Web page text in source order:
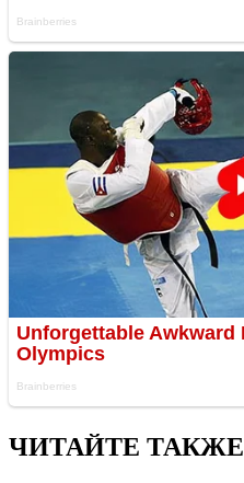
ЧИТАЙТЕ ТАКЖЕ